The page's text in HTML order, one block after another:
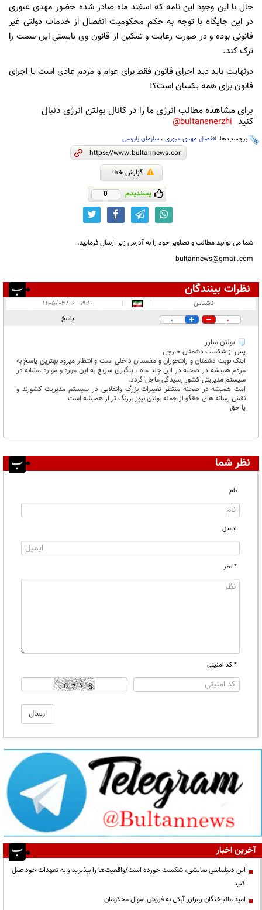
حال با این وجود این نامه که اسفند ماه صادر شده حضور مهدی عبوری
در این جایگاه با توجه به حکم محکومیت انفصال از خدمات دولتی غیر
قانونی بوده ‌و در صورت رعایت و تمکین از قانون وی بایستی این سمت را
ترک کند.
درنهایت باید دید اجرای قانون فقط برای عوام و مردم عادی است یا اجرای
قانون برای همه یکسان است؟!
برای مشاهده مطالب انرژی ما را در کانال بولتن انرژی دنبال
کنید bultanenerzhi@
برچسب ها: انفصال مهدی عبوری ، سازمان بازرسی
گزارش خطا
پسندیدم 0
شما می توانید مطالب و تصاویر خود را به آدرس زیر ارسال فرمایید.
bultannews@gmail.com
نظرات بینندگان
در انتظار بررسی:
ناشناس |
|
۱۹:۱۰ - ۱۴۰۵/۰۳/۰۶
0
0 پاسخ
بولتن مبارز
پس از شکست دشمنان خارجی
اینک نوبت دشمنان و رانتخوران و مفسدان داخلی است و انتظار میرود بهترین پاسخ به
مردم همیشه در صحنه در این چند ماه ، پیگیری سریع به این مورد و موارد مشابه در
سیستم مدیریتی کشور رسیدگی عاجل گردد.
امت همیشه در صحنه منتظر تغییرات بزرگ وانقلابی در سیستم مدیریت کشورند و
نقش رسانه های حقگو از جمله بولتن نیوز بررنگ تر از همیشه است
یا حق
نظر شما
نام
ایمیل
* نظر
* کد امنیتی
آخرین اخبار
این دیپلماسی نمایشی، شکست خورده است/واقعیت‌ها را بپذیرید و به تعهدات خود عمل
کنید
امید مالباختگان رمزارز آبکی به فروش اموال محکومان